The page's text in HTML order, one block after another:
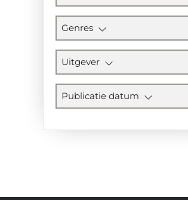
Genres
Uitgever
Publicatie datum